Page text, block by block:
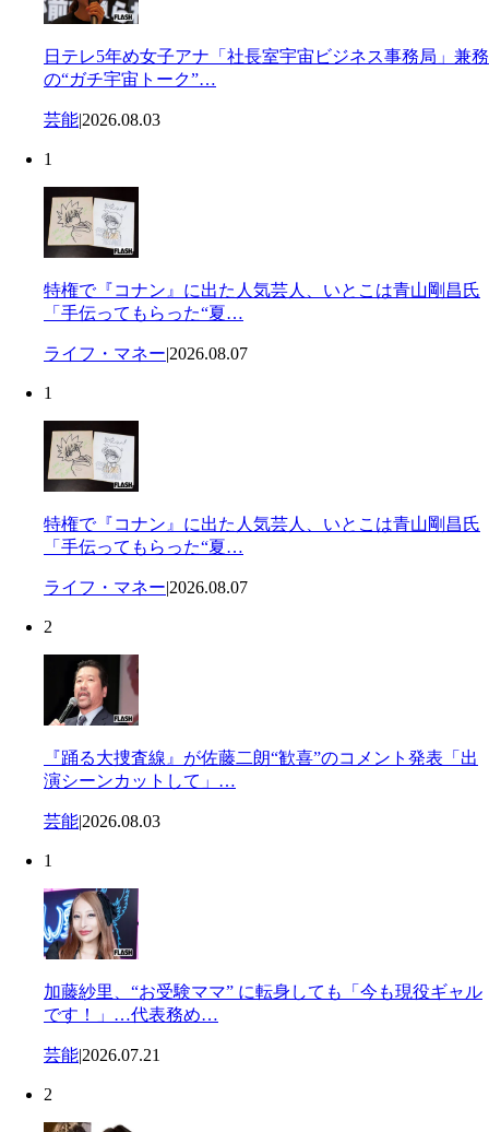
日テレ5年め女子アナ「社長室宇宙ビジネス事務局」兼務
の“ガチ宇宙トーク”…
芸能|2026.08.03
1
特権で『コナン』に出た人気芸人、いとこは青山剛昌氏
「手伝ってもらった“夏…
ライフ・マネー|2026.08.07
1
特権で『コナン』に出た人気芸人、いとこは青山剛昌氏
「手伝ってもらった“夏…
ライフ・マネー|2026.08.07
2
『踊る大捜査線』が佐藤二朗“歓喜”のコメント発表「出
演シーンカットして」…
芸能|2026.08.03
1
加藤紗里、“お受験ママ” に転身しても「今も現役ギャル
です！」…代表務め…
芸能|2026.07.21
2